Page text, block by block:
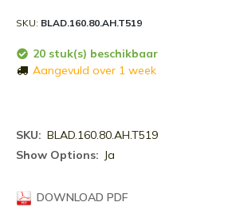
SKU BLAD.160.80.AH.T519
20 stuk(s) beschikbaar
Aangevuld over 1 week
Meer
informatie
BLAD.160.80.AH.T519
Ja
DOWNLOAD PDF